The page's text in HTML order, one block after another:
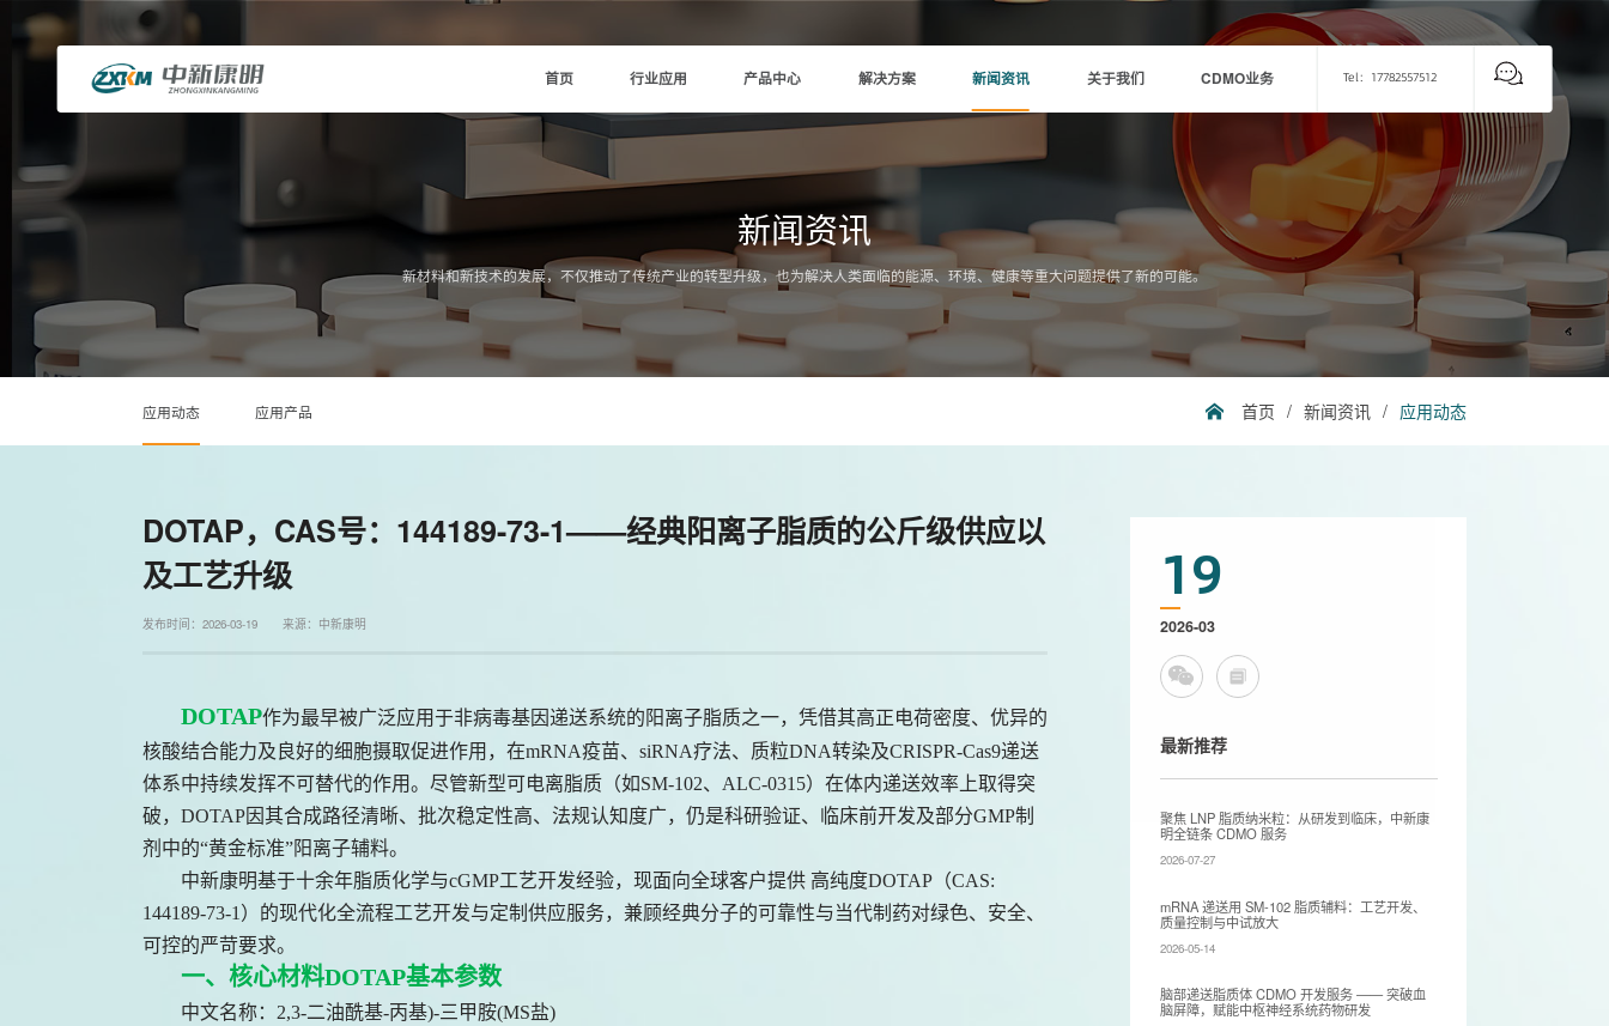
首页 行业应用 产品中心 解决方案 新闻资讯 关于我们 CDMO业务 Tel：17782557512
新闻资讯
新材料和新技术的发展，不仅推动了传统产业的转型升级，也为解决人类面临的能源、环境、健康等重大问题提供了新的可能。
应用动态 应用产品 首页 / 新闻资讯 / 应用动态
DOTAP，CAS号：144189-73-1——经典阳离子脂质的公斤级供应以
及工艺升级
发布时间：2026-03-19 来源：中新康明
DOTAP作为最早被广泛应用于非病毒基因递送系统的阳离子脂质之一，凭借其高正电荷密度、优异的
核酸结合能力及良好的细胞摄取促进作用，在mRNA疫苗、siRNA疗法、质粒DNA转染及CRISPR-Cas9递送
体系中持续发挥不可替代的作用。尽管新型可电离脂质（如SM-102、ALC-0315）在体内递送效率上取得突
破，DOTAP因其合成路径清晰、批次稳定性高、法规认知度广，仍是科研验证、临床前开发及部分GMP制
剂中的“黄金标准”阳离子辅料。
中新康明基于十余年脂质化学与cGMP工艺开发经验，现面向全球客户提供 高纯度DOTAP（CAS:
144189-73-1 ）的现代化全流程工艺开发与定制供应服务，兼顾经典分子的可靠性与当代制药对绿色、安全、
可控的严苛要求。
一、核心材料DOTAP基本参数
中文名称： 2,3-二油酰基-丙基)-三甲胺(MS盐)
19
2026-03
最新推荐
聚焦 LNP 脂质纳米粒：从研发到临床，中新康
明全链条 CDMO 服务
2026-07-27
mRNA 递送用 SM-102 脂质辅料：工艺开发、
质量控制与中试放大
2026-05-14
脑部递送脂质体 CDMO 开发服务 —— 突破血
脑屏障，赋能中枢神经系统药物研发